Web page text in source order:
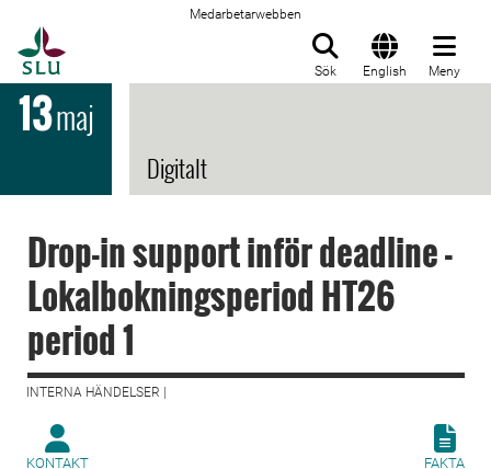
Medarbetarwebben
Sök English Meny
13maj
Digitalt
Drop-in support inför deadline -
Lokalbokningsperiod HT26
period 1
INTERNA HÄNDELSER |
KONTAKT FAKTA